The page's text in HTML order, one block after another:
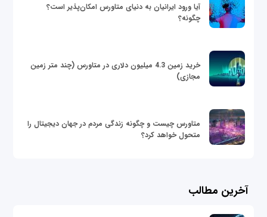
آیا ورود ایرانیان به دنیای متاورس امکان‌پذیر است؟
چگونه؟
خرید زمین 4.3 میلیون دلاری در متاورس (چند متر زمین
مجازی)
متاورس چیست و چگونه زندگی مردم در جهان دیجیتال را
متحول خواهد کرد؟
آخرین مطالب